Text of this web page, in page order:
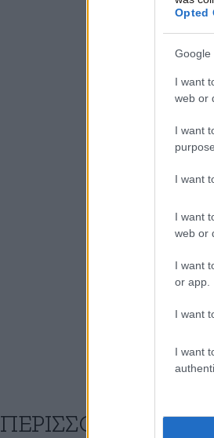
Opted
Google
I want
web or
I want
I want
I want
web or
I want
or app.
I want
I want
ΠΕΡΙΣΣΟΤΕΡΑ